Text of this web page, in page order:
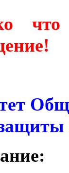
что